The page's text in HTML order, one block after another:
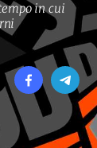
in cui